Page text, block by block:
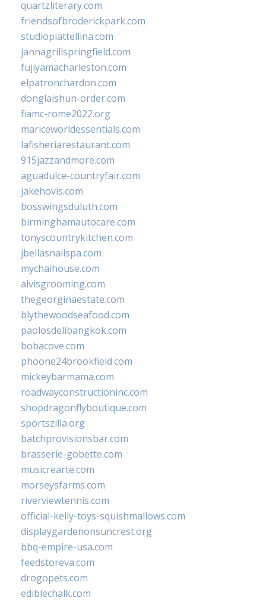
quartzliterary.com
friendsofbroderickpark.com
studiopiattellina.com
jannagrillspringfield.com
fujiyamacharleston.com
elpatronchardon.com
donglaishun-order.com
fiamc-rome2022.org
mariceworldessentials.com
lafisheriarestaurant.com
915jazzandmore.com
aguadulce-countryfair.com
jakehovis.com
bosswingsduluth.com
birminghamautocare.com
tonyscountrykitchen.com
jbellasnailspa.com
mychaihouse.com
alvisgrooming.com
thegeorginaestate.com
blythewoodseafood.com
paolosdelibangkok.com
bobacove.com
phoone24brookfield.com
mickeybarmama.com
roadwayconstructioninc.com
shopdragonflyboutique.com
sportszilla.org
batchprovisionsbar.com
brasserie-gobette.com
musicrearte.com
morseysfarms.com
riverviewtennis.com
official-kelly-toys-squishmallows.com
displaygardenonsuncrest.org
bbq-empire-usa.com
feedstoreva.com
drogopets.com
ediblechalk.com